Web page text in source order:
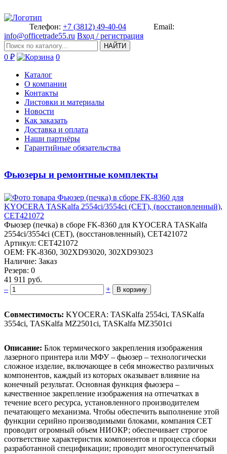
Телефон: +7 (3812) 49-40-04
Email:
info@officetrade55.ru Вход / регистрация
НАЙТИ
0 ₽ 0
Каталог
О компании
Контакты
Листовки и материалы
Новости
Как заказать
Доставка и оплата
Наши партнёры
Гарантийные обязательства
Фьюзеры и ремонтные комплекты
Фьюзер (печ­ка) в сборе FK-8360 для KYOCER­A TASKalfa
2554ci/3554ci (CET)­, (восстановленный), CET421072­
Артикул: CET421072
OEM: FK-8360, 302XD93020, 302XD93023
Наличие: Заказ
Резерв: 0
41 911 руб.
–
+ В корзину
Совместимость: KYOCERA: TASKalfa 2554ci, TASKalfa
3554ci, TASKalfa MZ2501ci, TASKalfa MZ3501ci
Описание: Блок термического закрепления изображения
лазерного принтера или МФУ – фьюзер – технологически
сложное изделие, включающее в себя множество различных
компонентов, каждый из которых оказывает влияние на
конечный результат. Основная функция фьюзера –
качественное закрепление изображения на отпечатках в
течение всего ресурса, установленного производителем
печатающего механизма. Чтобы обеспечить выполнение этой
функции серийно производимыми блоками, компания CET
проводит огромный объем НИОКР; обеспечивает строгое
соответствие характеристик компонентов и процесса сборки
разработанной спецификации; проводит многоступенчатый